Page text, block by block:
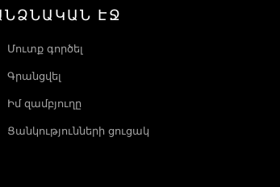
ԷՋ
Մուտք գործել
Գրանցվել
Իմ զամբյուղը
Ցանկությունների ցուցակ